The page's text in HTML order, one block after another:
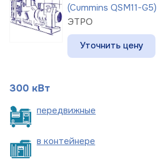
(Cummins QSM11-G5)
ЭТРО
Уточнить цену
300 кВт
передвижные
в контейнере